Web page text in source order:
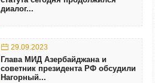
диалог...
29.09.2023
Глава МИД Азербайджана и
советник президента РФ обсудили
Нагорный...